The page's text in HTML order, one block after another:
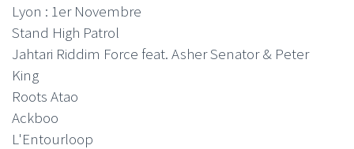
Lyon : 1er Novembre
Stand High Patrol
Jahtari Riddim Force feat. Asher Senator & Peter
King
Roots Atao
Ackboo
L'Entourloop